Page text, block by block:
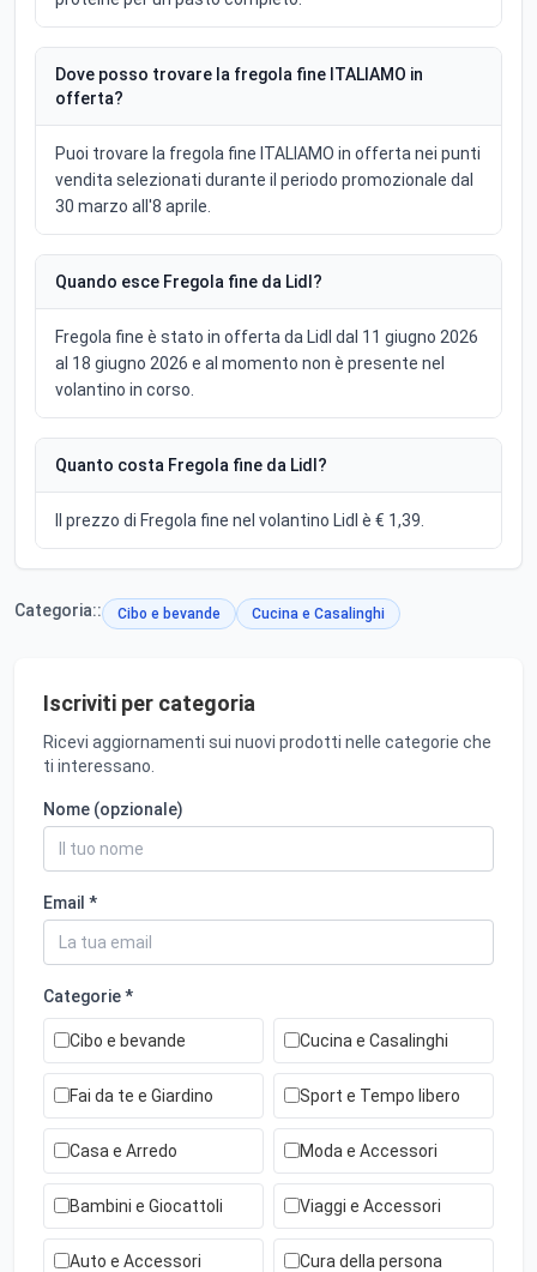
Dove posso trovare la fregola fine ITALIAMO in
offerta?
Puoi trovare la fregola fine ITALIAMO in offerta nei punti
vendita selezionati durante il periodo promozionale dal
30 marzo all'8 aprile.
Quando esce Fregola fine da Lidl?
Fregola fine è stato in offerta da Lidl dal 11 giugno 2026
al 18 giugno 2026 e al momento non è presente nel
volantino in corso.
Quanto costa Fregola fine da Lidl?
Il prezzo di Fregola fine nel volantino Lidl è € 1,39.
Categoria:: Cibo e bevande Cucina e Casalinghi
Iscriviti per categoria
Ricevi aggiornamenti sui nuovi prodotti nelle categorie che
ti interessano.
Nome (opzionale)
Email *
Categorie *
Cibo e bevande Cucina e Casalinghi
Fai da te e Giardino Sport e Tempo libero
Casa e Arredo Moda e Accessori
Bambini e Giocattoli Viaggi e Accessori
Auto e Accessori Cura della persona